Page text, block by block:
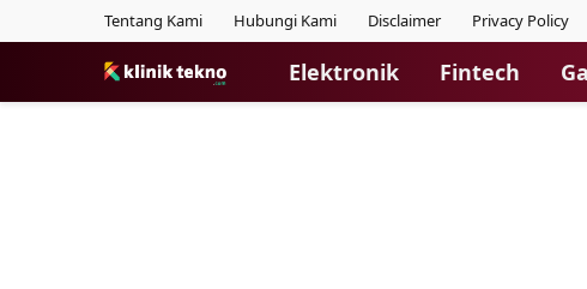
Tentang Kami Hubungi Kami Disclaimer Privacy Policy
Elektronik Fintech